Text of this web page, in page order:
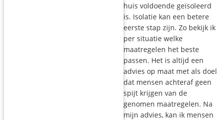
huis voldoende geïsoleerd
is. Isolatie kan een betere
eerste stap zijn. Zo bekijk ik
per situatie welke
maatregelen het beste
passen. Het is altijd een
advies op maat met als doel
dat mensen achteraf geen
spijt krijgen van de
genomen maatregelen. Na
mijn advies, kan ik mensen